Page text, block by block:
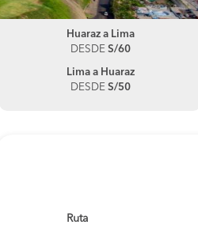
Huaraz a Lima
DESDE S/60
Lima a Huaraz
DESDE S/50
Ruta